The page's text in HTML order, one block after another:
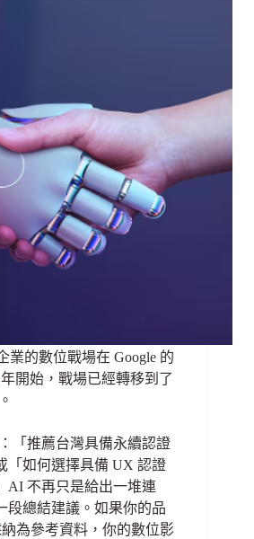
業的數位戰場在 Google 的
開始，戰場已經轉移到了
「推薦台灣具備永續認證
「如何選擇具備 UX 認證
AI 不再只是給出一堆連
段總結建議。如果你的品
為參考資料，你的數位影